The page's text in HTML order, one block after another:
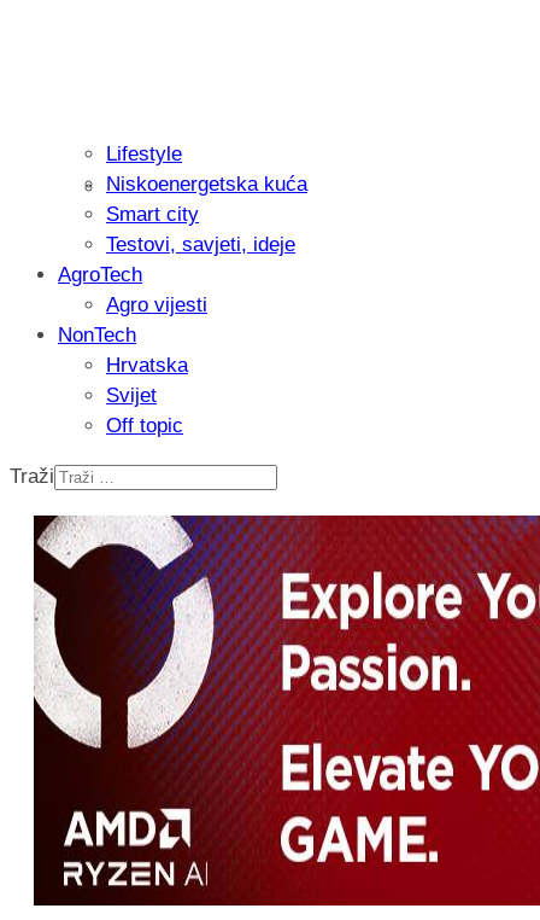
Isprobali smo: Thermostar
Recenzija: Einhell Professional CP-
nikada prije
Lifestyle
Niskoenergetska kuća
Smart city
Testovi, savjeti, ideje
AgroTech
Agro vijesti
NonTech
Hrvatska
Svijet
Off topic
Traži